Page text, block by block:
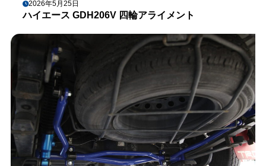
2026年5月25日
ハイエース GDH206V 四輪アライメント